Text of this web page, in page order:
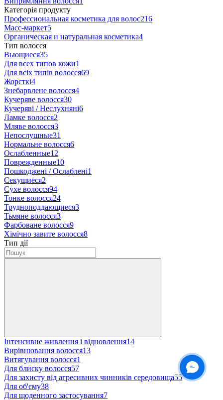
Категорія продукту
Профессиональная косметика для волос216
Масс-маркет5
Органическая и натуральная косметика4
Тип волосся
Вьющиеся35
Для всех типов кожи1
Для всіх типів волосся69
Жорсткі4
Знебарвлене волосся4
Кучеряве волосся30
Кучеряві / Неслухняні6
Ламке волосся2
Мляве волосся3
Непослушные31
Нормальне волосся6
Ослабленные12
Поврежденные10
Пошкоджені / Ослаблені1
Секущиеся2
Сухе волосся94
Тонке волосся24
Трудноподдающиеся3
Тьмяне волосся3
Фарбоване волосся9
Хімічно завите волосся8
Тип дії
Інтенсивне живлення і відновлення14
Вирівнювання волосся13
Витягування волосся1
Для блиску волосся57
Для захисту від агресивних чинників середовища55
Для об'єму38
Для щоденного застосування7